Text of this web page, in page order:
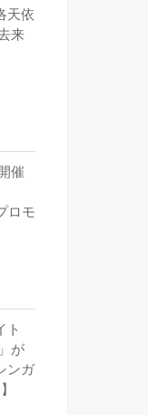
天依
来
催
ロモ
ト
が
ンガ